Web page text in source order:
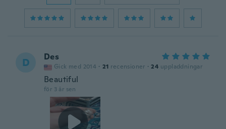
D Des
Gick med 2014 · 21 recensioner · 24 uppladdningar
Beautiful
för 3 år sen